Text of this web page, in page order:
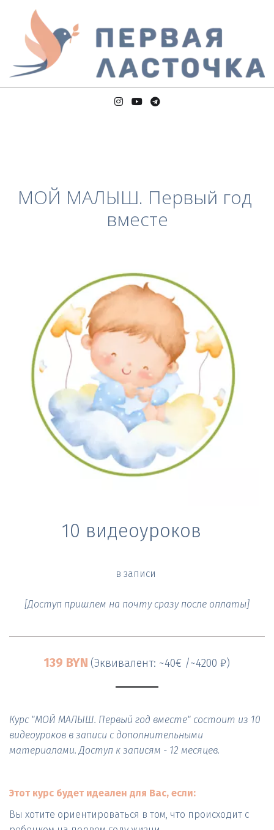
МОЙ МАЛЫШ. Первый год
вместе
10 видеоуроков
в записи
[Доступ пришлем на почту сразу после оплаты]
139 BYN (Эквивалент: ~40€ /~4200 ₽)
Курс "МОЙ МАЛЫШ. Первый год вместе" состоит из 10
видеоуроков в записи с дополнительными
материалами. Доступ к записям - 12 месяцев.
Этот курс будет идеален для Вас, если:
Вы хотите ориентироваться в том, что происходит с